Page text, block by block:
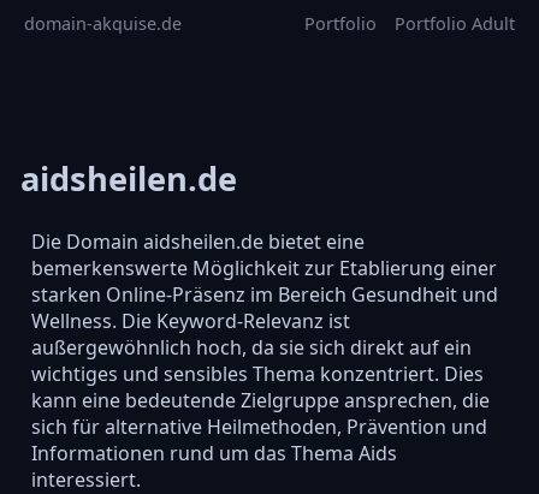
domain-akquise.de Portfolio Portfolio Adult
aidsheilen.de
Die Domain aidsheilen.de bietet eine
bemerkenswerte Möglichkeit zur Etablierung einer
starken Online-Präsenz im Bereich Gesundheit und
Wellness. Die Keyword-Relevanz ist
außergewöhnlich hoch, da sie sich direkt auf ein
wichtiges und sensibles Thema konzentriert. Dies
kann eine bedeutende Zielgruppe ansprechen, die
sich für alternative Heilmethoden, Prävention und
Informationen rund um das Thema Aids
interessiert.